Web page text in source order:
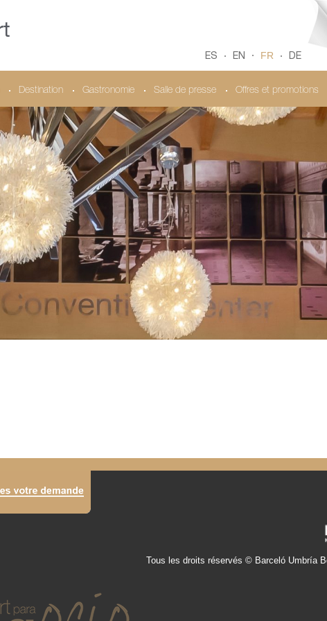
ES EN FR DE
Destination Gastronomie Salle de presse Offres et promotions
Tous les droits réservés © Barceló Umbría